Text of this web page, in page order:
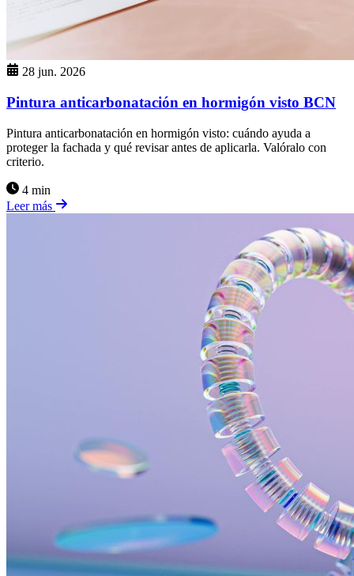
28 jun. 2026
Pintura anticarbonatación en hormigón visto BCN
Pintura anticarbonatación en hormigón visto: cuándo ayuda a
proteger la fachada y qué revisar antes de aplicarla. Valóralo con
criterio.
4 min
Leer más